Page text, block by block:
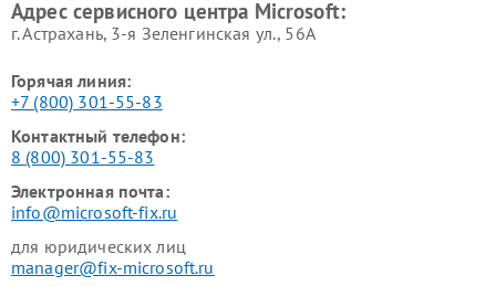
Адрес сервисного центра Microsoft:
г. Астрахань, 3-я Зеленгинская ул., 56А
Горячая линия:
+7 (800) 301-55-83
Контактный телефон:
8 (800) 301-55-83
Электронная почта:
info@microsoft-fix.ru
для юридических лиц
manager@fix-microsoft.ru